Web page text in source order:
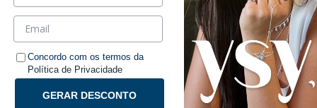
Concordo com os termos da
Política de Privacidade
GERAR DESCONTO